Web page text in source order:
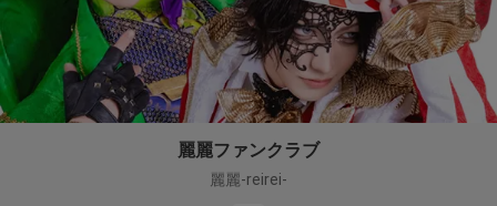
麗麗ファンクラブ
麗麗-reirei-